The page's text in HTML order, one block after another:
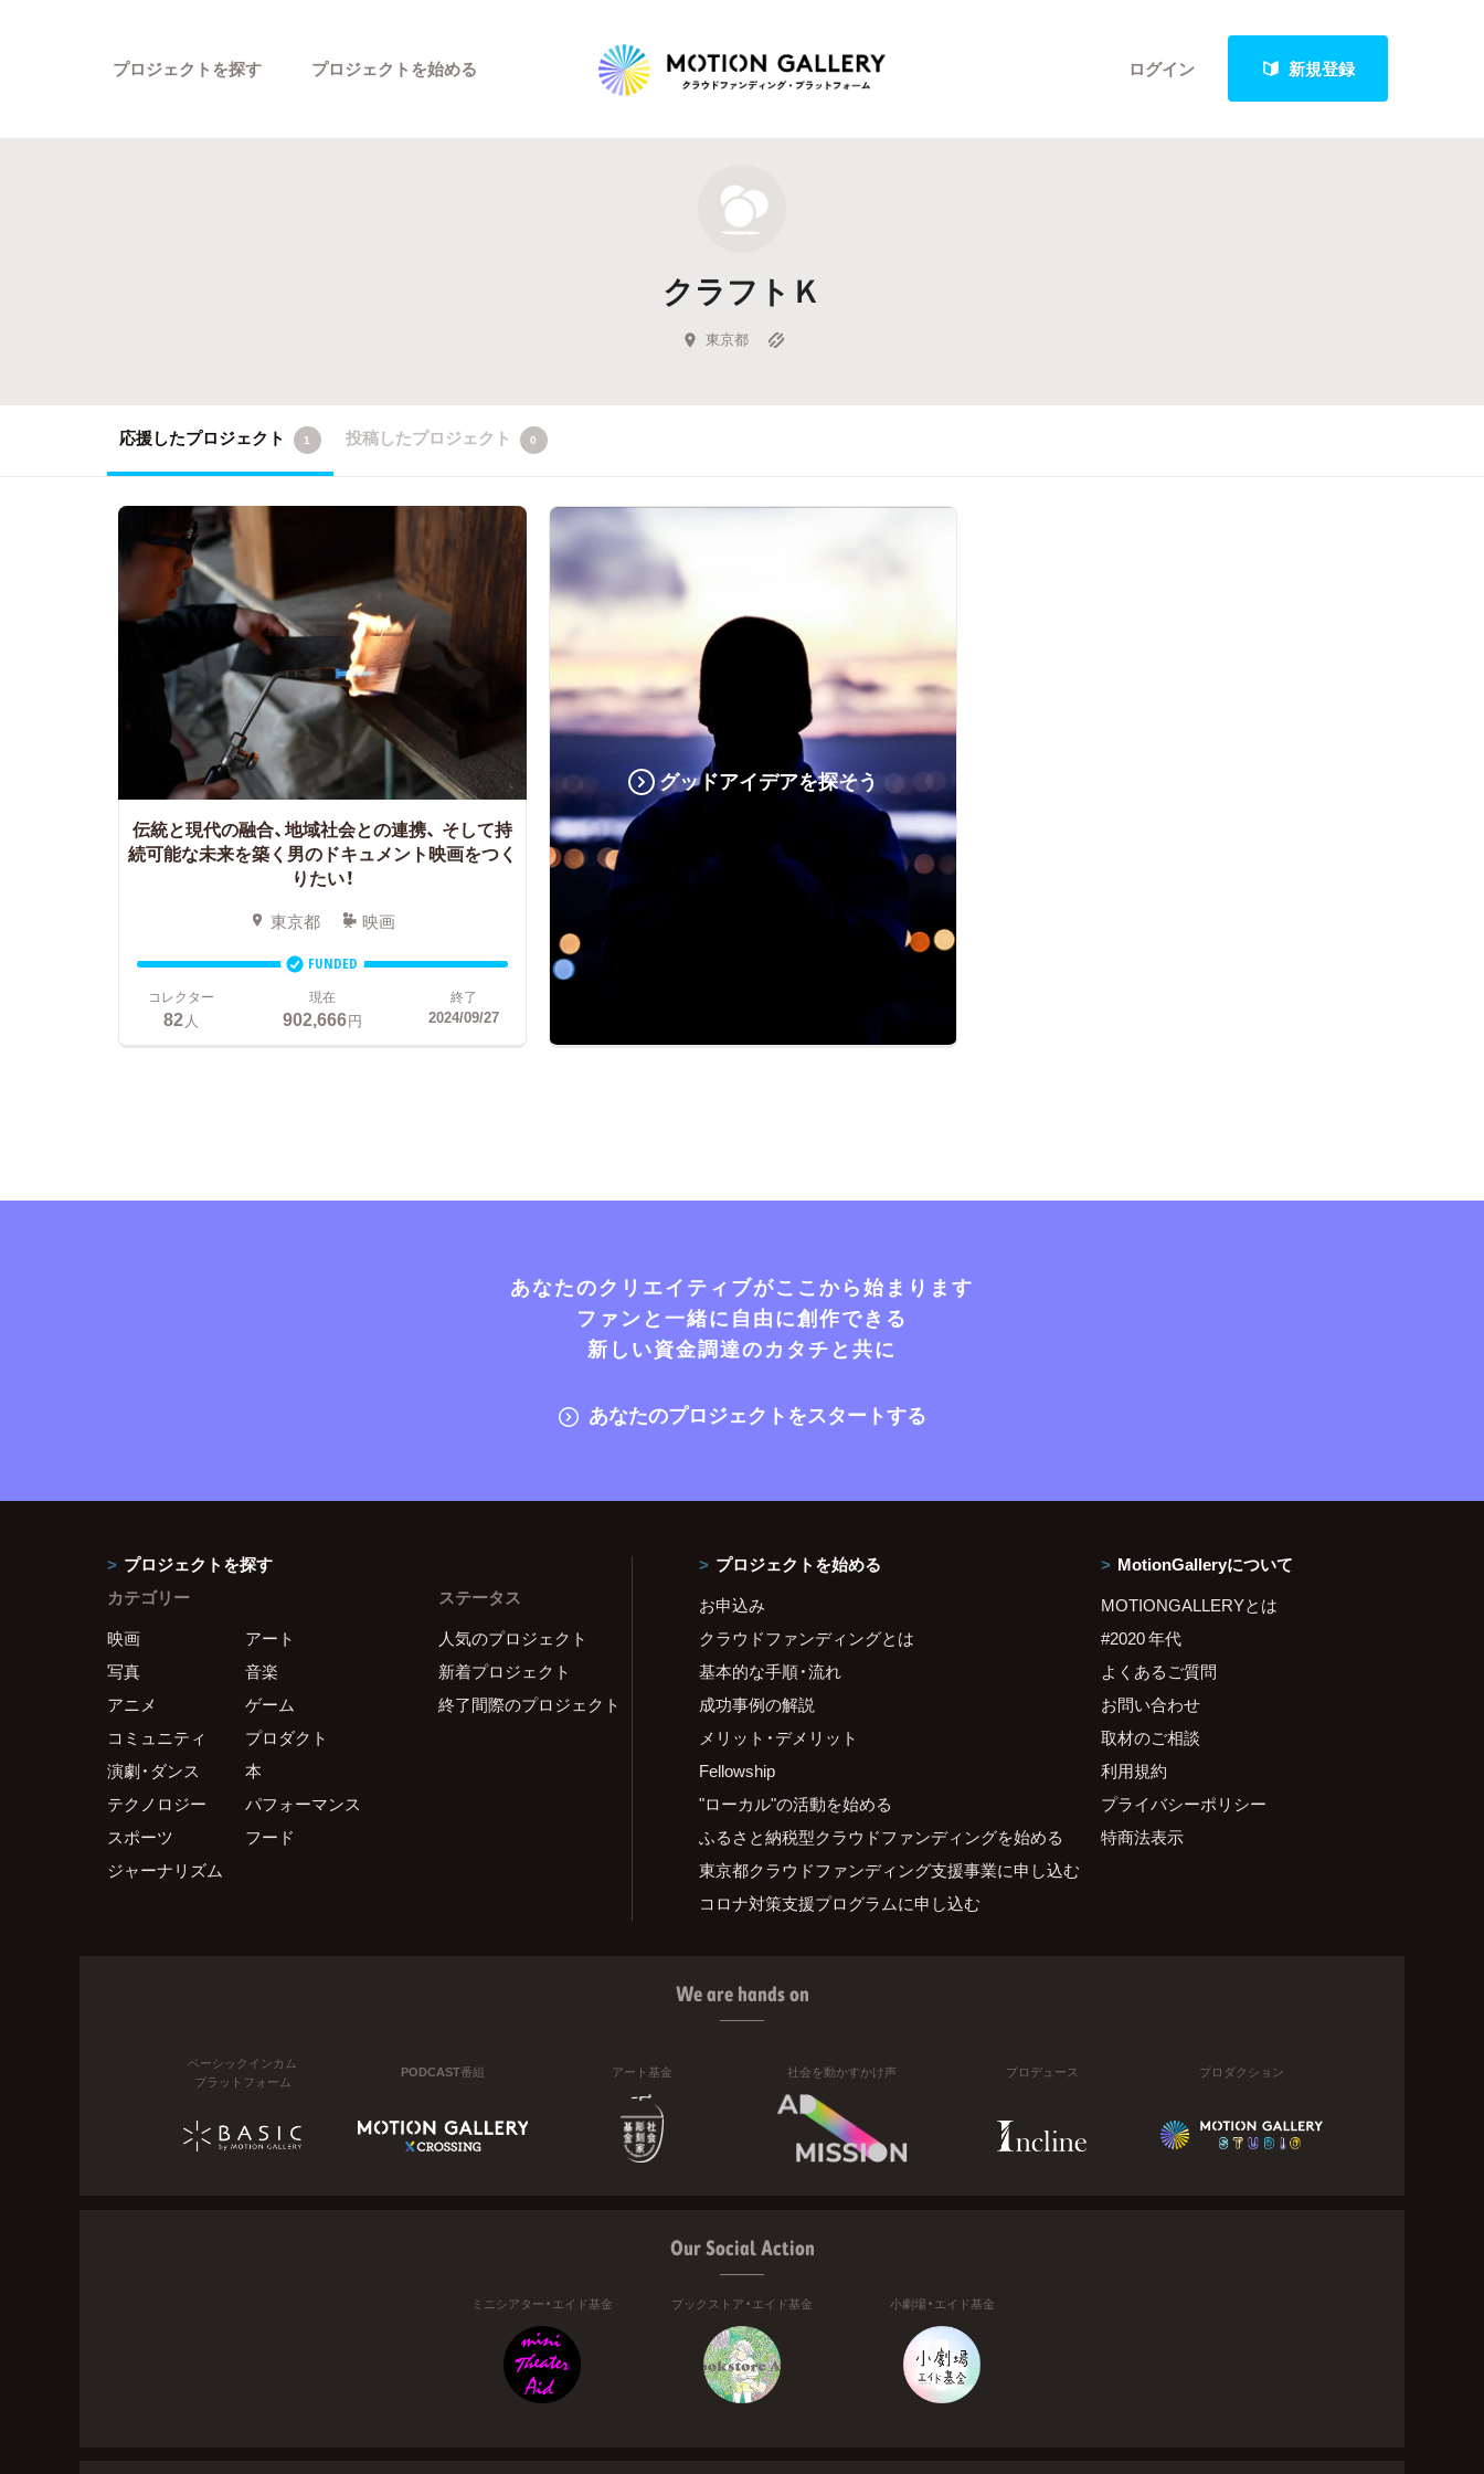
ログイン 新規登録
プロジェクトを探す
新着プロジェクト
Feature
キュレーターから探す
プロジェクトを始める
クラフトＫ
東京都
応援したプロジェクト 1 投稿したプロジェクト 0
伝統と現代の融合、地域社会との連携、 そして持
続可能な未来を築く男のドキュメント映画をつく
りたい！
東京都 映画
FUNDED
コレクター
82人
現在
902,666円
終了
2024/09/27
グッドアイデアを探そう
あなたのクリエイティブがここから始まります
ファンと一緒に自由に創作できる
新しい資金調達のカタチと共に
あなたのプロジェクトをスタートする
プロジェクトを探す
カテゴリー
映画
アート
写真
音楽
アニメ
ゲーム
コミュニティ
プロダクト
演劇・ダンス
本
テクノロジー
パフォーマンス
スポーツ
フード
ジャーナリズム
ステータス
人気のプロジェクト
新着プロジェクト
終了間際のプロジェクト
プロジェクトを始める
お申込み
クラウドファンディングとは
基本的な手順・流れ
成功事例の解説
メリット・デメリット
Fellowship
"ローカル"の活動を始める
ふるさと納税型クラウドファンディングを始める
東京都クラウドファンディング支援事業に申し込む
コロナ対策支援プログラムに申し込む
MotionGalleryについて
MOTIONGALLERYとは
#2020 年代
よくあるご質問
お問い合わせ
取材のご相談
利用規約
プライバシーポリシー
特商法表示
We are hands on
ベーシックインカム
プラットフォーム
PODCAST番組 アート基金 社会を動かすかけ声 プロデュース プロダクション
Our Social Action
ミニシアター・エイド基金 ブックストア・エイド基金 小劇場・エイド基金